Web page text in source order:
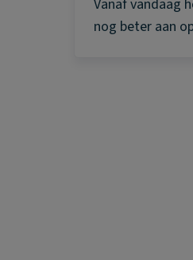
Vanaf vandaag
nog beter aan